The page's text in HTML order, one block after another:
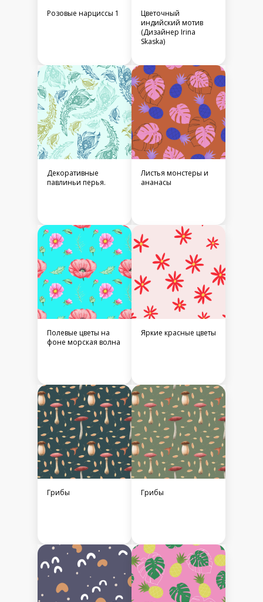
Розовые нарциссы 1
Цветочный
индийский мотив
(Дизайнер Irina
Skaska)
Декоративные
павлиньи перья.
Листья монстеры и
ананасы
Полевые цветы на
фоне морская волна
Яркие красные цветы
Грибы Грибы